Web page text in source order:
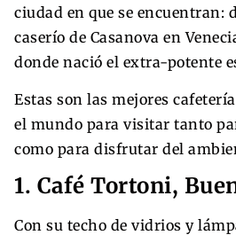
ciudad en que se encuentran:
caserío de Casanova en
donde nació el extra-potente
Estas son las mejores
el mundo para visitar tanto
como para disfrutar del
1. Café Tortoni,
Con su techo de vidrios y